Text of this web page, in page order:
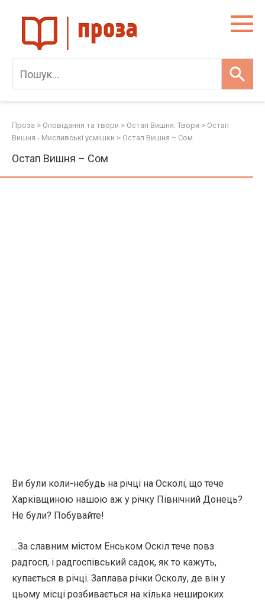
content
Проза > Оповідання та твори > Остап Вишня: Твори > Остап
Вишня - Мисливські усмішки > Остап Вишня – Сом
Остап Вишня – Сом
Ви були коли-небудь на річці на Осколі, що тече
Харківщиною нашою аж у річку Північний Донець?
Не були? Побувайте!
…За славним містом Енськом Оскіл тече повз
радгосп, і радгоспівський садок, як то кажуть,
купається в річці. Заплава річки Осколу, де він у
цьому місці розбивається на кілька нешироких